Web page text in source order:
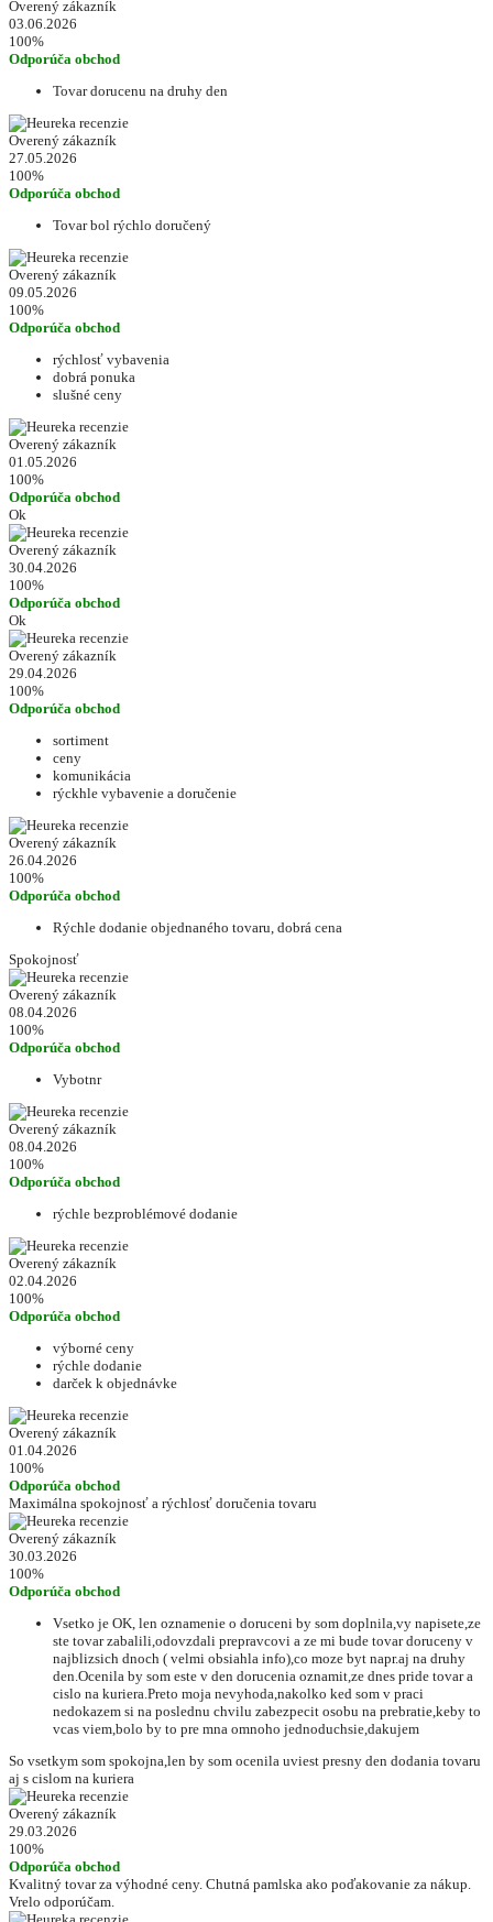
Overený zákazník
03.06.2026
100%
Odporúča obchod
Tovar dorucenu na druhy den
Overený zákazník
27.05.2026
100%
Odporúča obchod
Tovar bol rýchlo doručený
Overený zákazník
09.05.2026
100%
Odporúča obchod
rýchlosť vybavenia
dobrá ponuka
slušné ceny
Overený zákazník
01.05.2026
100%
Odporúča obchod
Ok
Overený zákazník
30.04.2026
100%
Odporúča obchod
Ok
Overený zákazník
29.04.2026
100%
Odporúča obchod
sortiment
ceny
komunikácia
rýckhle vybavenie a doručenie
Overený zákazník
26.04.2026
100%
Odporúča obchod
Rýchle dodanie objednaného tovaru, dobrá cena
Spokojnosť
Overený zákazník
08.04.2026
100%
Odporúča obchod
Vybotnr
Overený zákazník
08.04.2026
100%
Odporúča obchod
rýchle bezproblémové dodanie
Overený zákazník
02.04.2026
100%
Odporúča obchod
výborné ceny
rýchle dodanie
darček k objednávke
Overený zákazník
01.04.2026
100%
Odporúča obchod
Maximálna spokojnosť a rýchlosť doručenia tovaru
Overený zákazník
30.03.2026
100%
Odporúča obchod
Vsetko je OK, len oznamenie o doruceni by som doplnila,vy napisete,ze
ste tovar zabalili,odovzdali prepravcovi a ze mi bude tovar doruceny v
najblizsich dnoch ( velmi obsiahla info),co moze byt napr.aj na druhy
den.Ocenila by som este v den dorucenia oznamit,ze dnes pride tovar a
cislo na kuriera.Preto moja nevyhoda,nakolko ked som v praci
nedokazem si na poslednu chvilu zabezpecit osobu na prebratie,keby to
vcas viem,bolo by to pre mna omnoho jednoduchsie,dakujem
So vsetkym som spokojna,len by som ocenila uviest presny den dodania tovaru
aj s cislom na kuriera
Overený zákazník
29.03.2026
100%
Odporúča obchod
Kvalitný tovar za výhodné ceny. Chutná pamlska ako poďakovanie za nákup.
Vrelo odporúčam.